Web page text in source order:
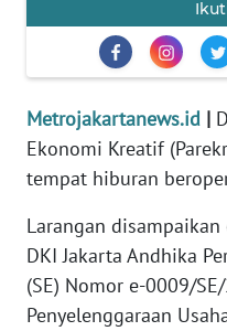
Metrojakartanews.id |
Ekonomi Kreatif
tempat hiburan
Larangan
DKI Jakarta Andhika
(SE) Nomor e-0009/
Penyelenggaraan
REDAKSI
KARIR
DISCLAIMER
News
Regional
WN
SUMUT